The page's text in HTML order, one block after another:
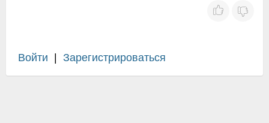
Войти Зарегистрироваться